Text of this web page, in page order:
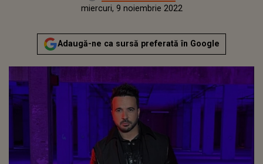
marți, 9 noiembrie 2021Actualizat:
miercuri, 9 noiembrie 2022
Adaugă-ne ca sursă preferată în Google